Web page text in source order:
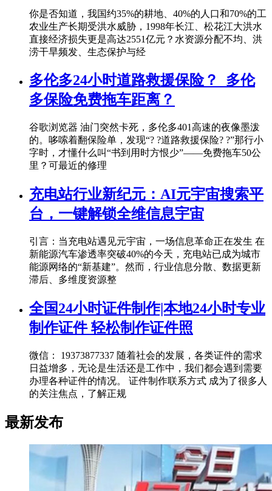
你是否知道，我国约35%的耕地、40%的人口和70%的工
农业生产长期受洪水威胁，1998年长江、松花江大洪水
直接经济损失更是高达2551亿元？水资源分配不均、洪
涝干旱频发、生态保护与经
多伦多24小时道路救援保险？_多伦
多保险免费拖车距离？
谷歌浏览器 油门突然卡死，多伦多401高速的夜像墨泼
的。哆嗦着翻保险单，发现“? ?道路救援保险? ?”那行小
字时，才懂什么叫“书到用时方恨少”——免费拖车50公
里？可最近的修理
充电站行业新纪元：AI元宇宙搜索平
台，一键解锁全维信息宇宙
引言：当充电站遇见元宇宙，一场信息革命正在发生 在
新能源汽车渗透率突破40%的今天，充电站已成为城市
能源网络的“新基建”。然而，行业信息分散、数据更新
滞后、多维度资源整
全国24小时证件制作|本地24小时专业
制作证件 轻松制作证件照
微信： 19373877337 随着社会的发展，各类证件的需求
日益增多，无论是生活还是工作中，我们都会遇到需要
办理各种证件的情况。 证件制作联系方式 成为了很多人
的关注焦点，了解正规
最新发布